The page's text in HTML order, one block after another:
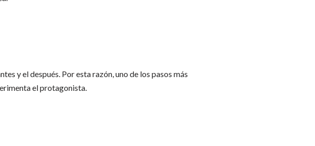
y el después. Por esta razón, uno de los pasos más
el protagonista.